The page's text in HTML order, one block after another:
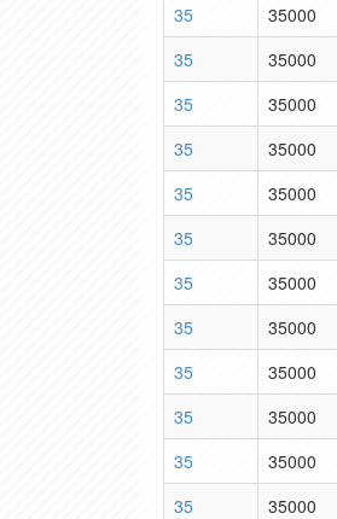
35
35000
35
35000
35
35000
35
35000
35
35000
35
35000
35
35000
35
35000
35
35000
35
35000
35
35000
35
35000